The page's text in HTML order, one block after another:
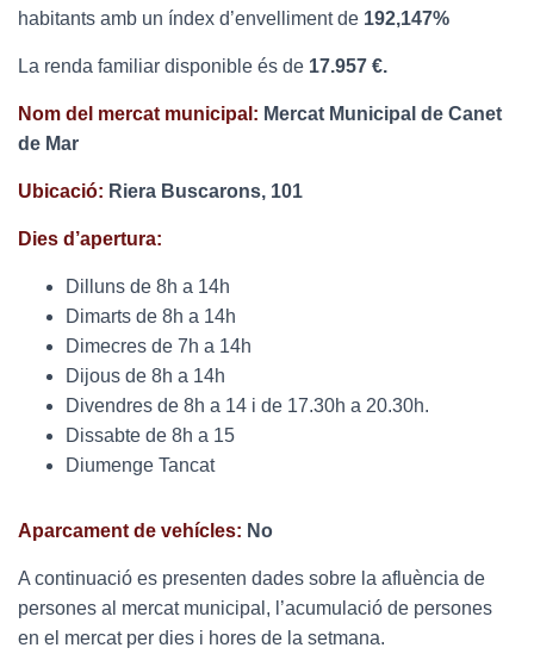
habitants amb un índex d’envelliment de 192,147%
La renda familiar disponible és de 17.957 €.
Nom del mercat municipal: Mercat Municipal de Canet
de Mar
Ubicació: Riera Buscarons, 101
Dies d’apertura:
Dilluns de 8h a 14h
Dimarts de 8h a 14h
Dimecres de 7h a 14h
Dijous de 8h a 14h
Divendres de 8h a 14 i de 17.30h a 20.30h.
Dissabte de 8h a 15
Diumenge Tancat
Aparcament de vehícles: No
A continuació es presenten dades sobre la afluència de
persones al mercat municipal, l’acumulació de persones
en el mercat per dies i hores de la setmana.